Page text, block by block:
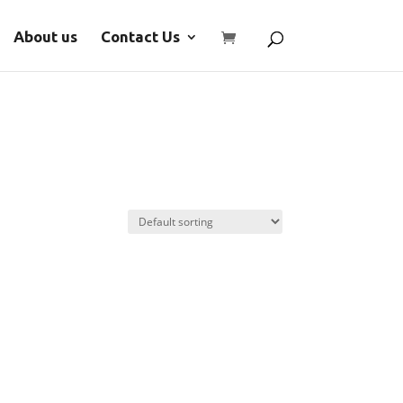
About us Contact Us